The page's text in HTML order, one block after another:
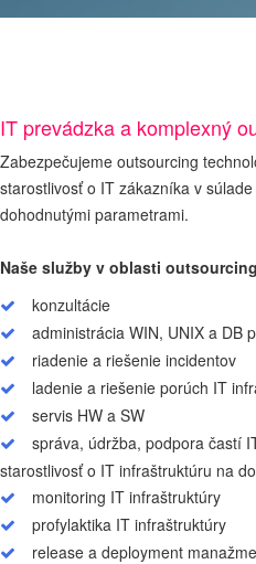
IT prevádzka a komplexný
Zabezpečujeme outsourcing
starostlivosť o IT zákazníka v
dohodnutými parametrami.
Naše služby v oblasti
konzultácie
administrácia WIN, UNIX a DB
riadenie a riešenie incidentov
ladenie a riešenie porúch IT
servis HW a SW
správa, údržba, podpora častí
starostlivosť o IT infraštruktúru na
monitoring IT infraštruktúry
profylaktika IT infraštruktúry
release a deployment